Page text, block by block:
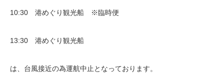
10:30 港めぐり観光船 ※臨時便
13:30 港めぐり観光船
は、台風接近の為運航中止となっております。